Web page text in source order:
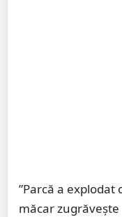
”Parcă a explodat
măcar